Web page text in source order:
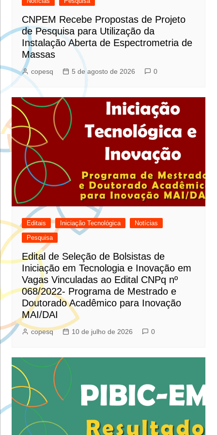
CNPEM Recebe Propostas de Projeto
de Pesquisa para Utilização da
Instalação Aberta de Espectrometria de
Massas
copesq 5 de agosto de 2026 0
Editais Iniciação Tecnológica
Notícias
Pesquisa
Edital de Seleção de Bolsistas de
Iniciação em Tecnologia e Inovação em
Vagas Vinculadas ao Edital CNPq nº
068/2022- Programa de Mestrado e
Doutorado Acadêmico para Inovação
MAI/DAI
copesq 10 de julho de 2026 0